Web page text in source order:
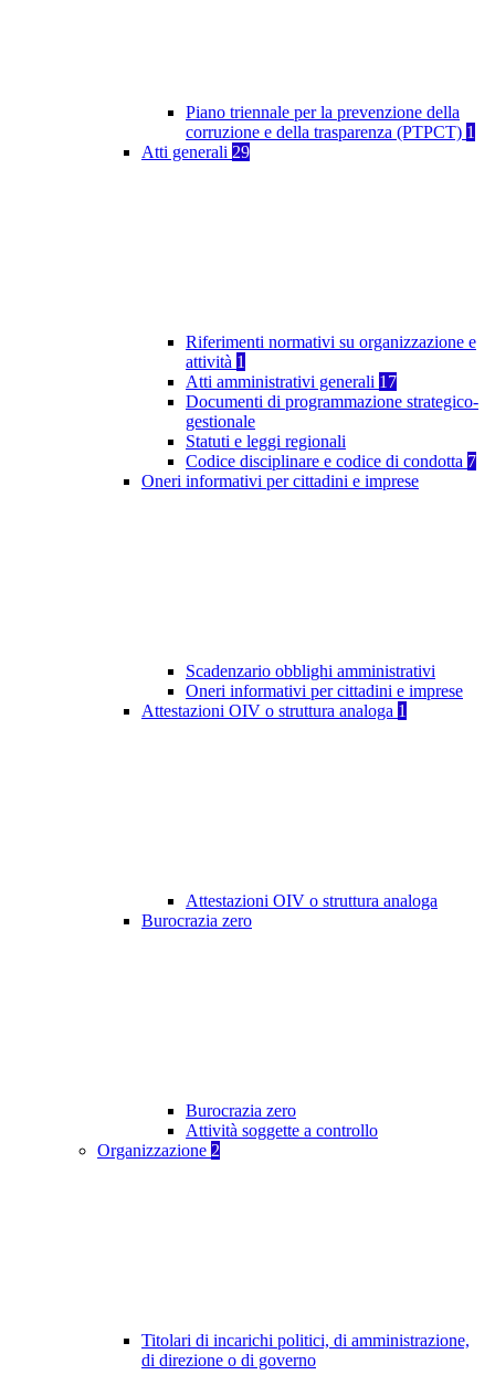
Piano triennale per la prevenzione della
corruzione e della trasparenza (PTPCT) 1
Atti generali 29
Riferimenti normativi su organizzazione e
attività 1
Atti amministrativi generali 17
Documenti di programmazione strategico-
gestionale
Statuti e leggi regionali
Codice disciplinare e codice di condotta 7
Oneri informativi per cittadini e imprese
Scadenzario obblighi amministrativi
Oneri informativi per cittadini e imprese
Attestazioni OIV o struttura analoga 1
Attestazioni OIV o struttura analoga
Burocrazia zero
Burocrazia zero
Attività soggette a controllo
Organizzazione 2
Titolari di incarichi politici, di amministrazione,
di direzione o di governo